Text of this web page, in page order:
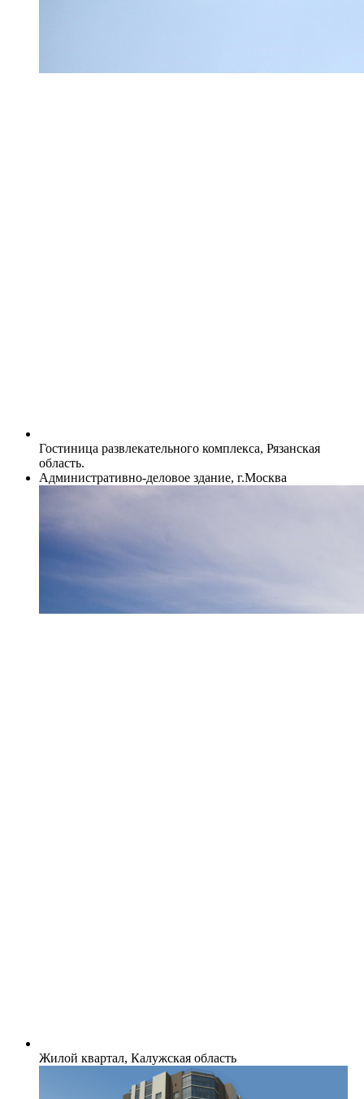
Гостиница развлекательного комплекса, Рязанская
область.
Административно-деловое здание, г.Москва
Жилой квартал, Калужская область